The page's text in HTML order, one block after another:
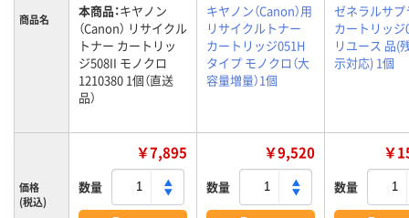
商品名 本商品：キヤノン
（Canon） リサイクル
トナー カートリッ
ジ508II モノクロ
1210380 1個（直送
品）
キヤノン（Canon）用
リサイクルトナー
カートリッジ051H
タイプ モノクロ（大
容量増量）1個
ゼネラルサプ
カートリッジ
リユース 品(
示対応) 1個
価格
(税込)
￥7,895
数量
￥9,520
数量
￥
数量